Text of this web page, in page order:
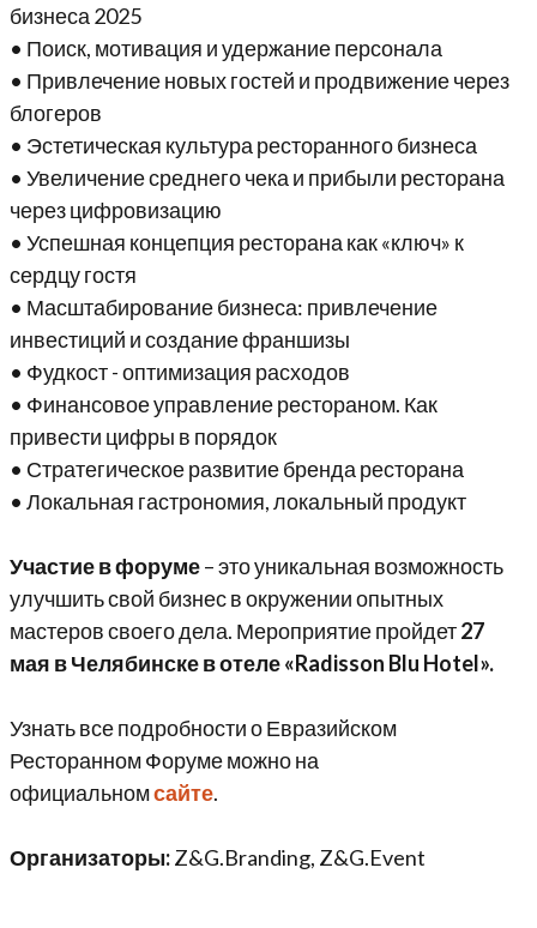
бизнеса 2025
• Поиск, мотивация и удержание персонала
• Привлечение новых гостей и продвижение через
блогеров
• Эстетическая культура ресторанного бизнеса
• Увеличение среднего чека и прибыли ресторана
через цифровизацию
• Успешная концепция ресторана как «ключ» к
сердцу гостя
• Масштабирование бизнеса: привлечение
инвестиций и создание франшизы
• Фудкост - оптимизация расходов
• Финансовое управление рестораном. Как
привести цифры в порядок
• Стратегическое развитие бренда ресторана
• Локальная гастрономия, локальный продукт
Участие в форуме– это уникальная возможность
улучшить свой бизнес в окружении опытных
мастеров своего дела. Мероприятие пройдет27
мая в Челябинске в отеле «Radisson Blu Hotel».
Узнать все подробности о Евразийском
Ресторанном Форуме можно на
официальномсайте.
Организаторы:Z&G.Branding, Z&G.Event